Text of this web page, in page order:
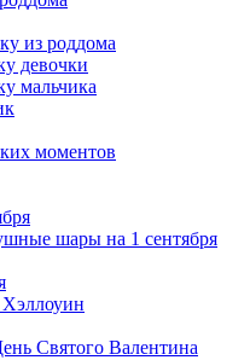
из роддома
девочки
мальчика
моментов
шары на 1 сентября
Святого Валентина